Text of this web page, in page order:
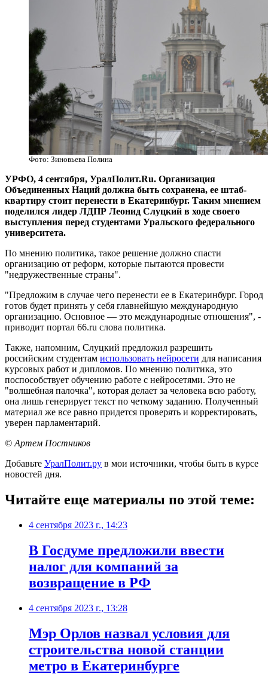
Фото: Зиновьева Полина
УРФО, 4 сентября, УралПолит.Ru. Организация
Объединенных Наций должна быть сохранена, ее штаб-
квартиру стоит перенести в Екатеринбург. Таким мнением
поделился лидер ЛДПР Леонид Слуцкий в ходе своего
выступления перед студентами Уральского федерального
университета.
По мнению политика, такое решение должно спасти
организацию от реформ, которые пытаются провести
"недружественные страны".
"Предложим в случае чего перенести ее в Екатеринбург. Город
готов будет принять у себя главнейшую международную
организацию. Основное — это международные отношения", -
приводит портал 66.ru слова политика.
Также, напомним, Слуцкий предложил разрешить
российским студентам использовать нейросети для написания
курсовых работ и дипломов. По мнению политика, это
поспособствует обучению работе с нейросетями. Это не
"волшебная палочка", которая делает за человека всю работу,
она лишь генерирует текст по четкому заданию. Полученный
материал же все равно придется проверять и корректировать,
уверен парламентарий.
© Артем Постников
Добавьте УралПолит.ру в мои источники, чтобы быть в курсе
новостей дня.
Читайте еще материалы по этой теме:
4 сентября 2023 г., 14:23
В Госдуме предложили ввести
налог для компаний за
возвращение в РФ
4 сентября 2023 г., 13:28
Мэр Орлов назвал условия для
строительства новой станции
метро в Екатеринбурге